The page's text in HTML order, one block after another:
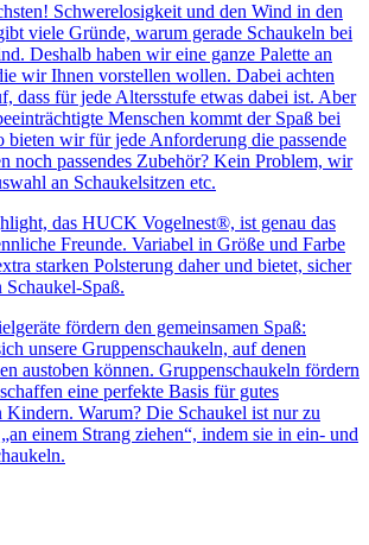
Schwerelosigkeit und den Wind in den
viele Gründe, warum gerade Schaukeln bei
Deshalb haben wir eine ganze Palette an
wir Ihnen vorstellen wollen. Dabei achten
dass für jede Altersstufe etwas dabei ist. Aber
Menschen kommt der Spaß bei
bieten wir für jede Anforderung die passende
noch passendes Zubehör? Kein Problem, wir
an Schaukelsitzen etc.
das HUCK Vogelnest®, ist genau das
Freunde. Variabel in Größe und Farbe
starken Polsterung daher und bietet, sicher
Spaß.
fördern den gemeinsamen Spaß:
unsere Gruppenschaukeln, auf denen
austoben können. Gruppenschaukeln fördern
eine perfekte Basis für gutes
Kindern. Warum? Die Schaukel ist nur zu
einem Strang ziehen“, indem sie in ein- und